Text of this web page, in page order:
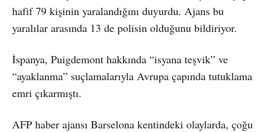
hafif 79 kişinin yaralandığını duyurdu. Ajans bu
yaralılar arasında 13 de polisin olduğunu bildiriyor.
İspanya, Puigdemont hakkında “isyana teşvik” ve
“ayaklanma” suçlamalarıyla Avrupa çapında tutuklama
emri çıkarmıştı.
AFP haber ajansı Barselona kentindeki olaylarda, çoğu